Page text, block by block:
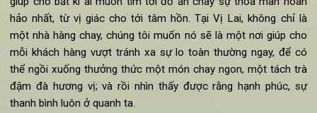
bình, giúp con người ta thoát khỏi cái nô nức, chật chội của
hội. Để khi đó, bộn bề âu lo sẽ được gác lại, cái đẹp của
hồn và giá trị sống sẽ là thứ duy nhất chúng ta cảm nhận
tại Vị Lai.
4. Ăn chay ở đâu ngon Hà Nội – Vị Lai chính là câu trả lời